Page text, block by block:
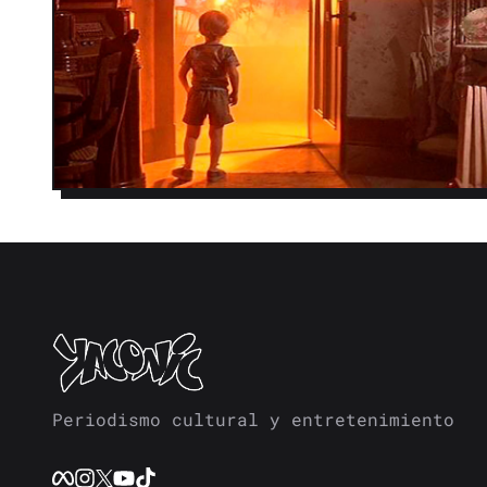
Periodismo cultural y entretenimiento